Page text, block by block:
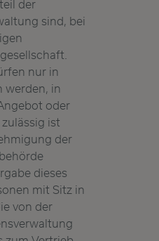
der
sind, bei
nur in
werden, in
oder
ist
der
dieses
mit Sitz in
von der